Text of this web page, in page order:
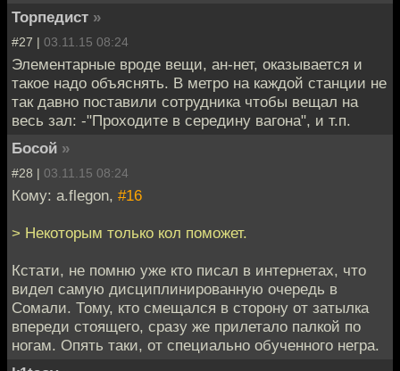
Торпедист »
#27 | 03.11.15 08:24
Элементарные вроде вещи, ан-нет, оказывается и
такое надо объяснять. В метро на каждой станции не
так давно поставили сотрудника чтобы вещал на
весь зал: -"Проходите в середину вагона", и т.п.
Босой »
#28 | 03.11.15 08:24
Кому: a.flegon, #16
> Некоторым только кол поможет.
Кстати, не помню уже кто писал в интернетах, что
видел самую дисциплинированную очередь в
Сомали. Тому, кто смещался в сторону от затылка
впереди стоящего, сразу же прилетало палкой по
ногам. Опять таки, от специально обученного негра.